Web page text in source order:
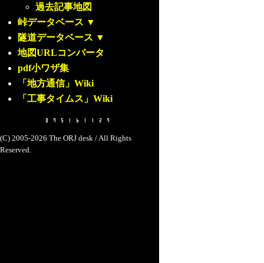
過去記事地図
峠データベース ▼
隧道データベース ▼
地図URLコンバータ
pdf小ワザ集
「地方通信」Wiki
「工事タイムス」Wiki
(C) 2005-2026 The ORJ desk / All Rights
Reserved.